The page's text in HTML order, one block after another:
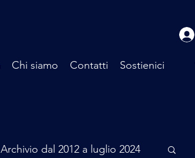
Chi siamo Contatti Sostienici
Archivio dal 2012 a luglio 2024